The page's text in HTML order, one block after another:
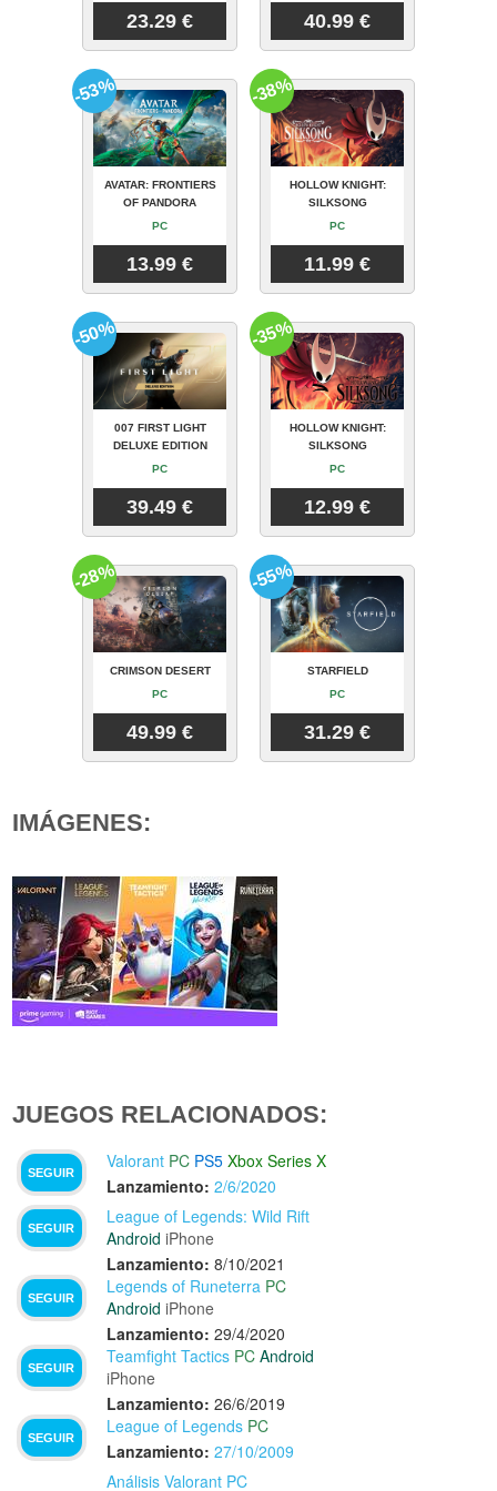
23.29 € 40.99 €
AVATAR: FRONTIERS
OF PANDORA
PC
13.99 €
-53%
HOLLOW KNIGHT:
SILKSONG
PC
11.99 €
-38%
007 FIRST LIGHT
DELUXE EDITION
PC
39.49 €
-50%
HOLLOW KNIGHT:
SILKSONG
PC
12.99 €
-35%
CRIMSON DESERT
PC
49.99 €
-28%
STARFIELD
PC
31.29 €
-55%
IMÁGENES:
JUEGOS RELACIONADOS:
SEGUIR
Valorant PC PS5 Xbox Series X
Lanzamiento: 2/6/2020
SEGUIR
League of Legends: Wild Rift
Android iPhone
Lanzamiento: 8/10/2021
SEGUIR
Legends of Runeterra PC
Android iPhone
Lanzamiento: 29/4/2020
SEGUIR
Teamfight Tactics PC Android
iPhone
Lanzamiento: 26/6/2019
SEGUIR
League of Legends PC
Lanzamiento: 27/10/2009
Análisis Valorant PC